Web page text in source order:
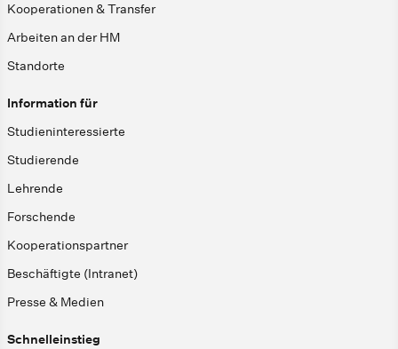
Kooperationen & Transfer
Arbeiten an der HM
Standorte
Information für
Studieninteressierte
Studierende
Lehrende
Forschende
Kooperationspartner
Beschäftigte (Intranet)
Presse & Medien
Schnelleinstieg